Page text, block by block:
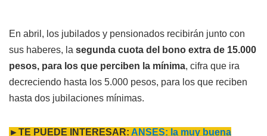
En abril, los jubilados y pensionados recibirán junto con
sus haberes, la segunda cuota del bono extra de 15.000
pesos, para los que perciben la mínima, cifra que ira
decreciendo hasta los 5.000 pesos, para los que reciben
hasta dos jubilaciones mínimas.
►TE PUEDE INTERESAR: ANSES: la muy buena